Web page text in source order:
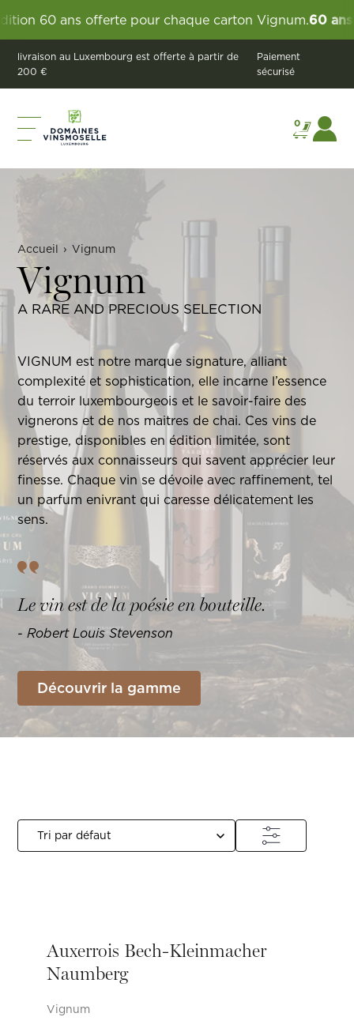
pour chaque carton Vignum.60 ans de
livraison au Luxembourg est offerte à partir de
200 €
Paiement
sécurisé
0
Accueil › Vignum
Vignum
A RARE AND PRECIOUS SELECTION
VIGNUM est notre marque signature, alliant
complexité et sophistication, elle incarne l’essence
du terroir luxembourgeois et le savoir-faire des
vignerons et de nos maitres de chai. Ces vins de
prestige, disponibles en édition limitée, sont
réservés aux connaisseurs qui savent apprécier leur
finesse. Chaque vin se dévoile avec raffinement, tel
un parfum enivrant qui caresse délicatement les
sens.
Le vin est de la poésie en bouteille.
- Robert Louis Stevenson
Découvrir la gamme
Auxerrois Bech-Kleinmacher
Naumberg
Vignum